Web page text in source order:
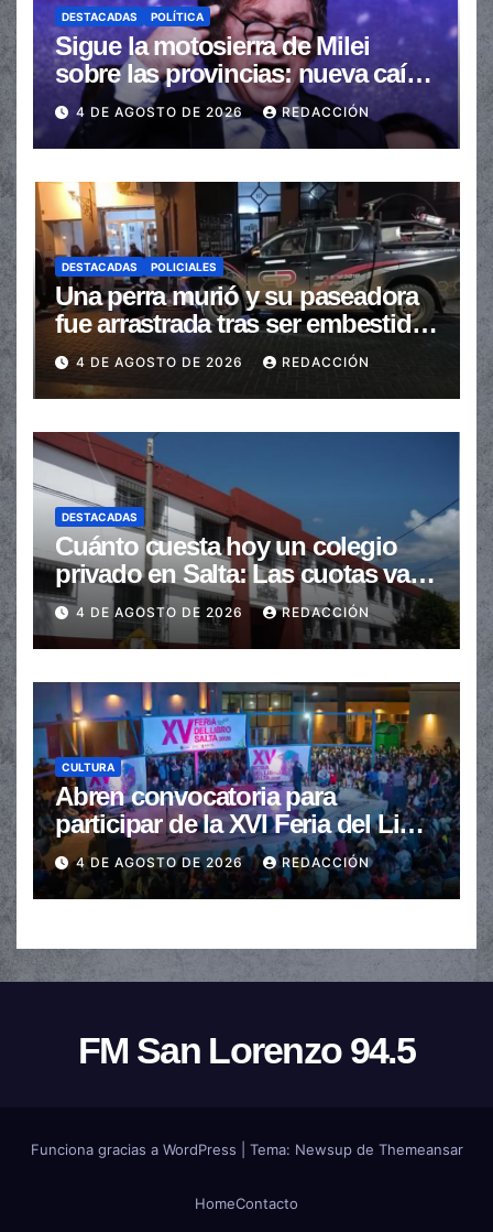
DESTACADAS POLÍTICA
Sigue la motosierra de Milei
sobre las provincias: nueva caída
de las transferencias no
automáticas
4 DE AGOSTO DE 2026 REDACCIÓN
DESTACADAS POLICIALES
Una perra murió y su paseadora
fue arrastrada tras ser embestidas
en la senda peatonal
4 DE AGOSTO DE 2026 REDACCIÓN
DESTACADAS
Cuánto cuesta hoy un colegio
privado en Salta: Las cuotas van
de $110.000 a más de $600.000
4 DE AGOSTO DE 2026 REDACCIÓN
CULTURA
Abren convocatoria para
participar de la XVI Feria del Libro
de Salta
4 DE AGOSTO DE 2026 REDACCIÓN
FM San Lorenzo 94.5
Funciona gracias a WordPress Tema: Newsupde Themeansar
HomeContacto